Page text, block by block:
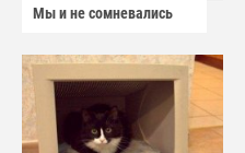
Мы и не сомневались